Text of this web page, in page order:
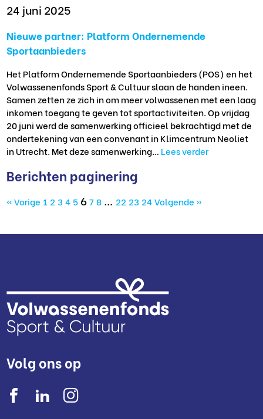
24 juni 2025
Nieuwe partner: Platform Ondernemende
Sportaanbieders
Het Platform Ondernemende Sportaanbieders (POS) en het
Volwassenenfonds Sport & Cultuur slaan de handen ineen.
Samen zetten ze zich in om meer volwassenen met een laag
inkomen toegang te geven tot sportactiviteiten. Op vrijdag
20 juni werd de samenwerking officieel bekrachtigd met de
ondertekening van een convenant in Klimcentrum Neoliet
in Utrecht. Met deze samenwerking… Lees verder
Berichten paginering
« Vorige 1 2 3 4 5 678 … 22 23 24Volgende »
Volg ons op